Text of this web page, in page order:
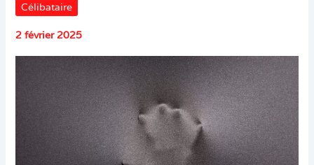
Célibataire
2 février 2025